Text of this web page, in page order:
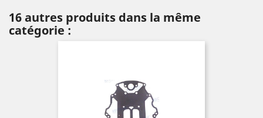
16 autres produits dans la même
catégorie :